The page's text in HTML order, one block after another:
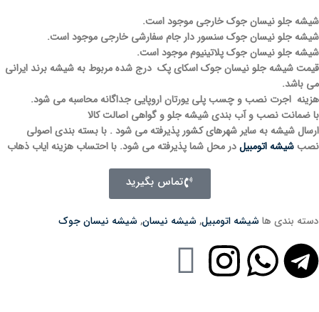
شیشه جلو نیسان جوک خارجی موجود است.
شیشه جلو نیسان جوک سنسور دار جام سفارشی خارجی موجود است.
شیشه جلو نیسان جوک پلاتینیوم موجود است.
قیمت شیشه جلو نیسان جوک اسکای پک درج شده مربوط به شیشه برند ایرانی
می باشد.
هزینه اجرت نصب و چسب پلی یورتان اروپایی جداگانه محاسبه می شود.
با ضمانت نصب و آب بندی شیشه جلو و گواهی اصالت کالا
ارسال شیشه به سایر شهرهای کشور پذیرفته می شود . با بسته بندی اصولی
نصبشیشه اتومبیلدر محل شما پذیرفته می شود. با احتساب هزینه ایاب ذهاب
تماس بگیرید
دسته بندی هاشیشه اتومبیل,شیشه نیسان,شیشه نیسان جوک